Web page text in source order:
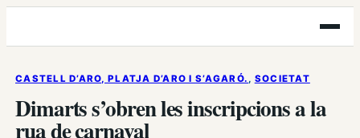
Obre
el
CASTELL D’ARO, PLATJA D’ARO I S’AGARÓ. , SOCIETAT
Dimarts s’obren les inscripcions a la
rua de carnaval